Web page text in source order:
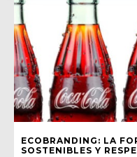
ECOBRANDING: LA
SOSTENIBLES Y